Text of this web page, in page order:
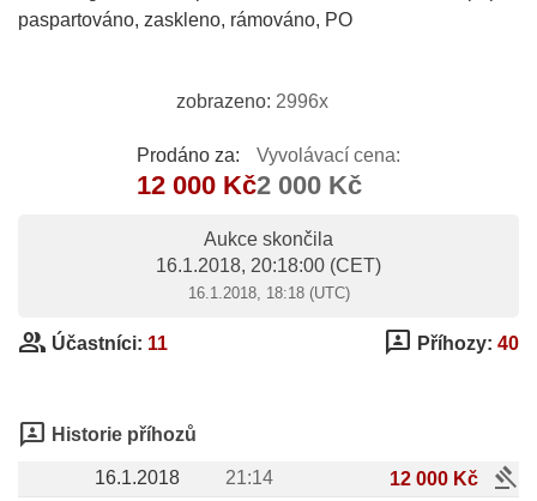
paspartováno, zaskleno, rámováno, PO
zobrazeno: 2996x
Prodáno za:
12 000 Kč
Vyvolávací cena:
2 000 Kč
Aukce skončila
16.1.2018, 20:18:00 (CET)
16.1.2018, 18:18 (UTC)
group Účastníci: 11 3p Příhozy: 40
3p Historie příhozů
16.1.2018 21:14 12 000 Kč gavel